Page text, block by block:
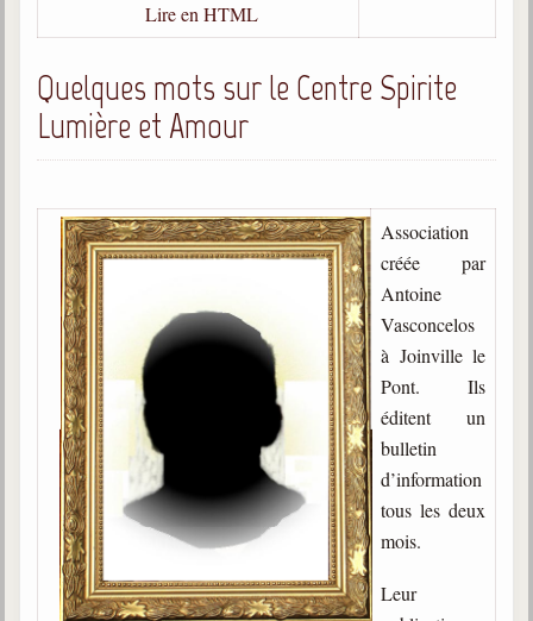
But des manifestations spirites
Médiums
Allan Kardec
1804-1869
Léon Denis
1846-1927
Gabriel Delanne
1857-1926
Chico Xavier
1910-2002
Divaldo Franco
1927-2025
Bibliothèque
Lire en HTML
Quelques mots sur le Centre Spirite
Lumière et Amour
Association
créée par
Antoine
Vasconcelos
à Joinville le
Pont. Ils
éditent un
bulletin
d’information
tous les deux
mois.
Leur